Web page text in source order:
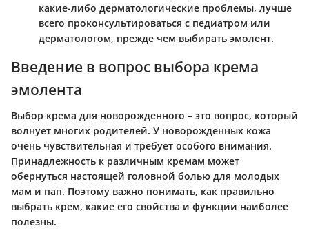
какие-либо дерматологические проблемы, лучше
всего проконсультироваться с педиатром или
дерматологом, прежде чем выбирать эмолент.
Введение в вопрос выбора крема
эмолента
Выбор крема для новорожденного – это вопрос, который
волнует многих родителей. У новорожденных кожа
очень чувствительная и требует особого внимания.
Принадлежность к различным кремам может
обернуться настоящей головной болью для молодых
мам и пап. Поэтому важно понимать, как правильно
выбрать крем, какие его свойства и функции наиболее
полезны.